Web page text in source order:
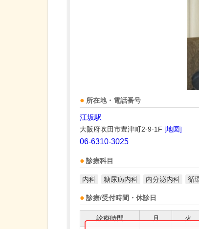
所在地・電話番号
江坂駅
大阪府吹田市豊津町2-9-1F [地図]
06-6310-3025
診療科目
内科 糖尿病内科 内分泌内科 循
診療/受付時間・休診日
診療時間 月 火